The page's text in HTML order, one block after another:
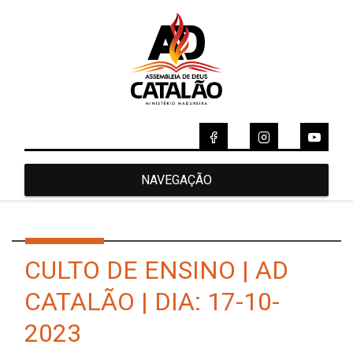
NAVEGAÇÃO
CULTO DE ENSINO | AD
CATALÃO | DIA: 17-10-
2023